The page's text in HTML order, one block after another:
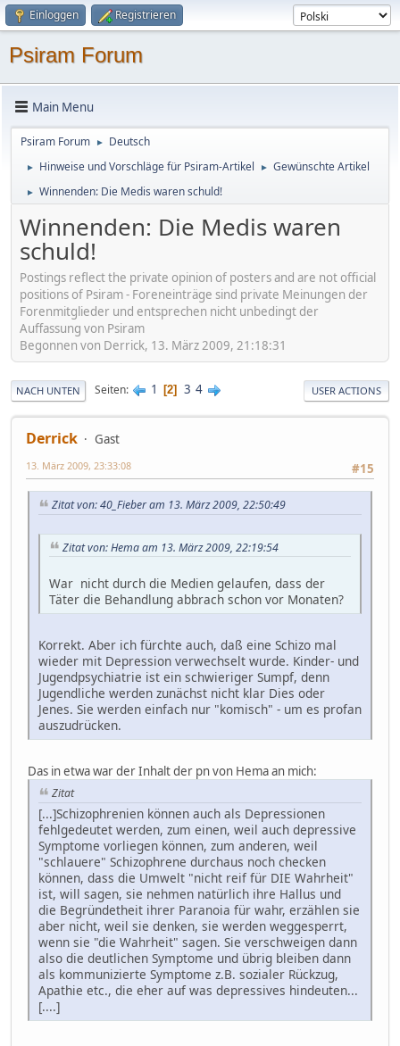
Einloggen Registrieren
Psiram Forum
Main Menu
Psiram Forum ► Deutsch
► Hinweise und Vorschläge für Psiram-Artikel ► Gewünschte Artikel
► Winnenden: Die Medis waren schuld!
Winnenden: Die Medis waren
schuld!
Postings reflect the private opinion of posters and are not official
positions of Psiram - Foreneinträge sind private Meinungen der
Forenmitglieder und entsprechen nicht unbedingt der
Auffassung von Psiram
Begonnen von Derrick, 13. März 2009, 21:18:31
NACH UNTEN Seiten 1 2 3 4 USER ACTIONS
Derrick
Gast
#15
13. März 2009, 23:33:08
Zitat von: 40_Fieber am 13. März 2009, 22:50:49
Zitat von: Hema am 13. März 2009, 22:19:54
War nicht durch die Medien gelaufen, dass der
Täter die Behandlung abbrach schon vor Monaten?
Korrekt. Aber ich fürchte auch, daß eine Schizo mal
wieder mit Depression verwechselt wurde. Kinder- und
Jugendpsychiatrie ist ein schwieriger Sumpf, denn
Jugendliche werden zunächst nicht klar Dies oder
Jenes. Sie werden einfach nur "komisch" - um es profan
auszudrücken.
Das in etwa war der Inhalt der pn von Hema an mich:
Zitat
[...]Schizophrenien können auch als Depressionen
fehlgedeutet werden, zum einen, weil auch depressive
Symptome vorliegen können, zum anderen, weil
"schlauere" Schizophrene durchaus noch checken
können, dass die Umwelt "nicht reif für DIE Wahrheit"
ist, will sagen, sie nehmen natürlich ihre Hallus und
die Begründetheit ihrer Paranoia für wahr, erzählen sie
aber nicht, weil sie denken, sie werden weggesperrt,
wenn sie "die Wahrheit" sagen. Sie verschweigen dann
also die deutlichen Symptome und übrig bleiben dann
als kommunizierte Symptome z.B. sozialer Rückzug,
Apathie etc., die eher auf was depressives hindeuten...
[....]